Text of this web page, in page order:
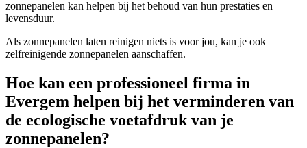
zonnepanelen kan helpen bij het behoud van hun prestaties en
levensduur.
Als zonnepanelen laten reinigen niets is voor jou, kan je ook
zelfreinigende zonnepanelen aanschaffen.
Hoe kan een professioneel firma in
Evergem helpen bij het verminderen van
de ecologische voetafdruk van je
zonnepanelen?